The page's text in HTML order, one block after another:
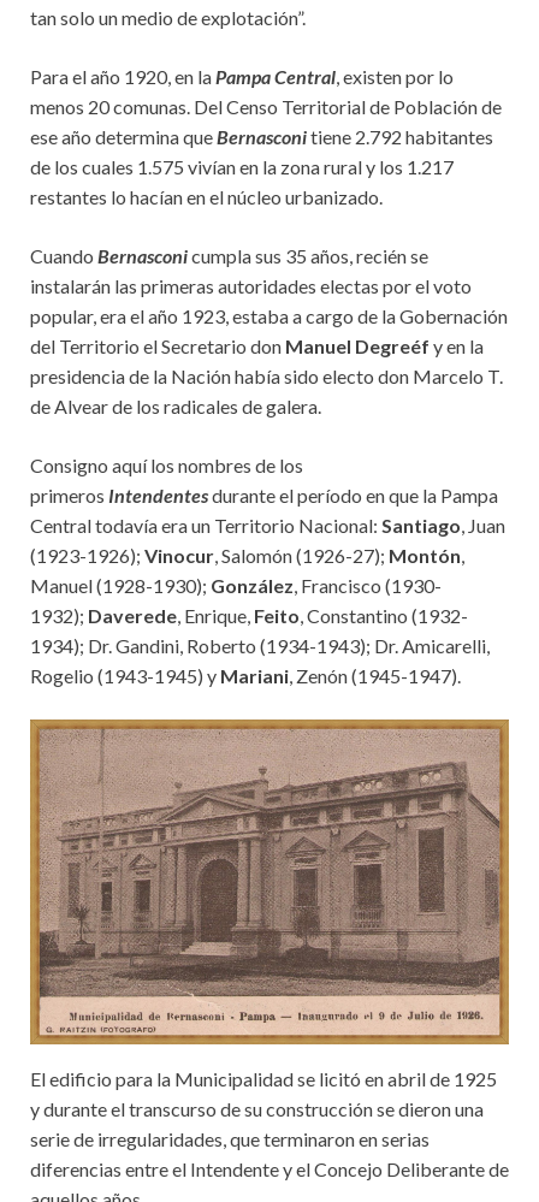
tan solo un medio de explotación”.
Para el año 1920, en la Pampa Central , existen por lo
menos 20 comunas. Del Censo Territorial de Población de
ese año determina que Bernasconitiene 2.792 habitantes
de los cuales 1.575 vivían en la zona rural y los 1.217
restantes lo hacían en el núcleo urbanizado.
Cuando Bernasconicumpla sus 35 años, recién se
instalarán las primeras autoridades electas por el voto
popular, era el año 1923, estaba a cargo de la Gobernación
del Territorio el Secretario don Manuel Degreéf y en la
presidencia de la Nación había sido electo don Marcelo T.
de Alvear de los radicales de galera.
Consigno aquí los nombres de los
primeros Intendentesdurante el período en que la Pampa
Central todavía era un Territorio Nacional: Santiago , Juan
(1923-1926); Vinocur , Salomón (1926-27); Montón
Manuel (1928-1930); González , Francisco (1930-
1932); Daverede , Enrique, Feito , Constantino (1932-
1934); Dr. Gandini, Roberto (1934-1943); Dr. Amicarelli,
Rogelio (1943-1945) y Mariani , Zenón (1945-1947).
El edificio para la Municipalidad se licitó en abril de 1925
y durante el transcurso de su construcción se dieron una
serie de irregularidades, que terminaron en serias
diferencias entre el Intendente y el Concejo Deliberante de